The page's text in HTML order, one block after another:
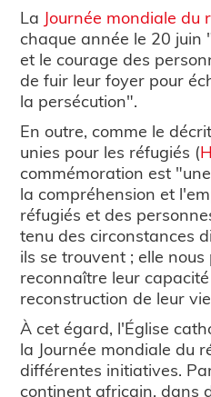
La Journée mondiale du
chaque année le 20 juin
et le courage des
de fuir leur foyer pour
la persécution".
En outre, comme le
unies pour les réfugiés (
commémoration est
la compréhension et
réfugiés et des
tenu des circonstances
ils se trouvent ; elle
reconnaître leur
reconstruction de leur
À cet égard, l'Église
la Journée mondiale du
différentes initiatives.
continent africain, dans